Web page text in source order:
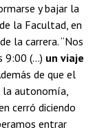
y bajar la
la Facultad, en
la carrera. “Nos
9:00 (...) un viaje
de que el
la autonomía,
cerró diciendo
entrar